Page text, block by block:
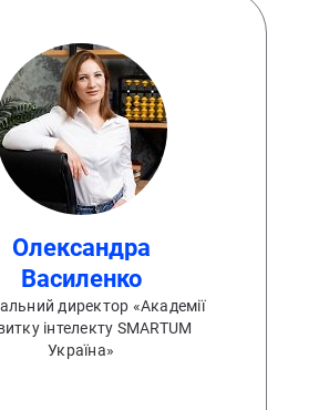
Олександра
Василенко
директор «Академії
інтелекту SMARTUM
Україна»